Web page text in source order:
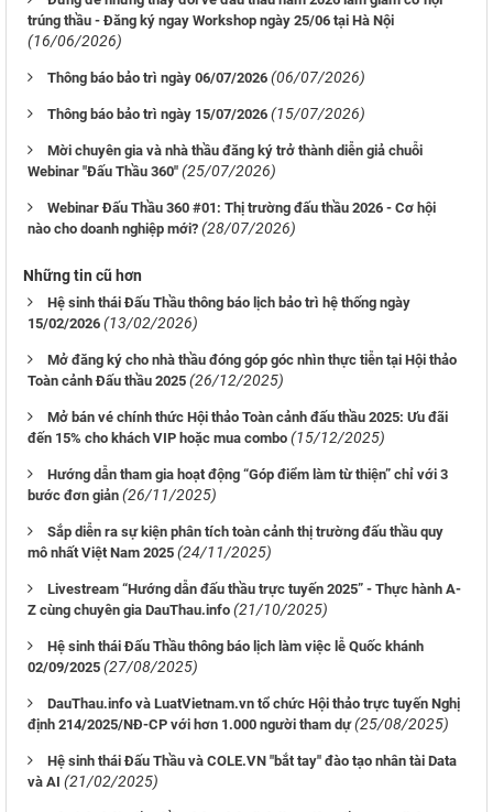
trúng thầu - Đăng ký ngay Workshop ngày 25/06 tại Hà Nội
(16/06/2026)
Thông báo bảo trì ngày 06/07/2026 (06/07/2026)
Thông báo bảo trì ngày 15/07/2026 (15/07/2026)
Mời chuyên gia và nhà thầu đăng ký trở thành diễn giả chuỗi
Webinar "Đấu Thầu 360" (25/07/2026)
Webinar Đấu Thầu 360 #01: Thị trường đấu thầu 2026 - Cơ hội
nào cho doanh nghiệp mới? (28/07/2026)
Những tin cũ hơn
Hệ sinh thái Đấu Thầu thông báo lịch bảo trì hệ thống ngày
15/02/2026 (13/02/2026)
Mở đăng ký cho nhà thầu đóng góp góc nhìn thực tiễn tại Hội thảo
Toàn cảnh Đấu thầu 2025 (26/12/2025)
Mở bán vé chính thức Hội thảo Toàn cảnh đấu thầu 2025: Ưu đãi
đến 15% cho khách VIP hoặc mua combo (15/12/2025)
Hướng dẫn tham gia hoạt động “Góp điểm làm từ thiện” chỉ với 3
bước đơn giản (26/11/2025)
Sắp diễn ra sự kiện phân tích toàn cảnh thị trường đấu thầu quy
mô nhất Việt Nam 2025 (24/11/2025)
Livestream “Hướng dẫn đấu thầu trực tuyến 2025” - Thực hành A-
Z cùng chuyên gia DauThau.info (21/10/2025)
Hệ sinh thái Đấu Thầu thông báo lịch làm việc lễ Quốc khánh
02/09/2025 (27/08/2025)
DauThau.info và LuatVietnam.vn tổ chức Hội thảo trực tuyến Nghị
định 214/2025/NĐ-CP với hơn 1.000 người tham dự (25/08/2025)
Hệ sinh thái Đấu Thầu và COLE.VN "bắt tay" đào tạo nhân tài Data
và AI (21/02/2025)